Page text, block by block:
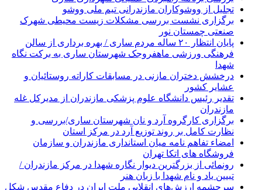
تجلیل از ووشوکاران مازندرانی تیم ملی ووشو
برگزاری نشست بررسی مشکلات زیست محیطی شهرک
صنعتی چمستان نور
پایان انتظار ۲۰ ساله مردم ساری / بهره برداری از سالن
فرهنگی ورزشی ماهفروجک شهرستان ساری به برکت نگاه
شهدا
درخشش دختران مازنی در مسابقات کاراته روستائیان و
عشایر کشور
تقدیر رئیس دانشگاه علوم پزشکی مازندران از مدیرکل غله
مازندران
برگزاری کارگروه آرد و نان شهرستان ساری/بررسی و
نظارت کامل بر روند توزیع آرد در مرکز استان
امضاء تفاهم نامه میان استانداری مازندران و سازمان
فروشگاه های اتکا تهران
رونمائی از بزرگترین دیوار نگاره شهدا در مرکز مازندران /
تبیین یاد و نام شهدا با زبان هنر
سرچشمه ارزش‌های انقلابی ملت ایران در دفاع مقدس شکل